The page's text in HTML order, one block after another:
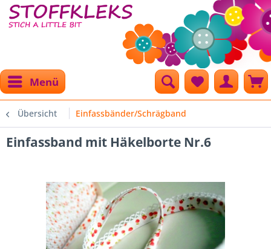
Menü
Übersicht Einfassbänder/Schrägband
Einfassband mit Häkelborte Nr.6